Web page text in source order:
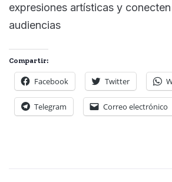
expresiones artísticas y
audiencias
Compartir:
Facebook Twitter
Telegram Correo electrónico